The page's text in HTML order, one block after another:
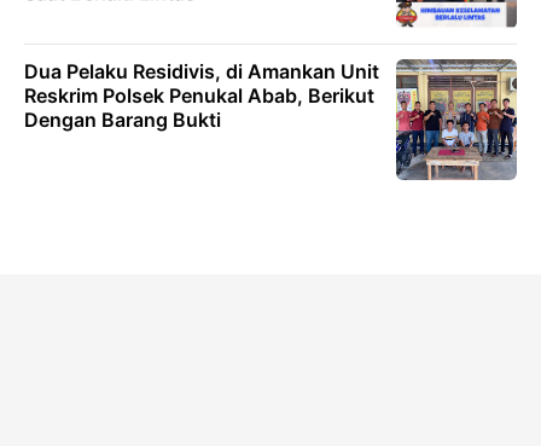
Dua Pelaku Residivis, di Amankan Unit
Reskrim Polsek Penukal Abab, Berikut
Dengan Barang Bukti